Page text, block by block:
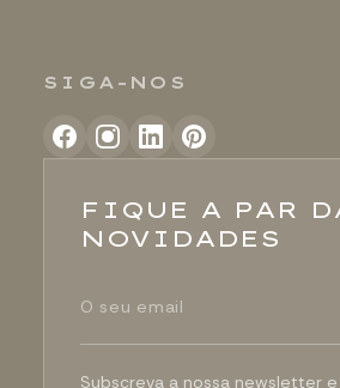
SIGA-NOS
FIQUE A PAR
NOVIDADES
Subscreva a nossa newsletter